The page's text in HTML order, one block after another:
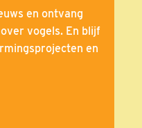
en ontvang
vogels. En blijf
en